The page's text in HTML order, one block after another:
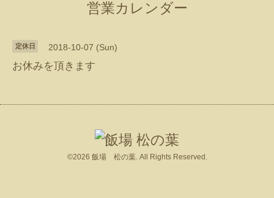
営業カレンダー
定休日 2018-10-07 (Sun)
お休みを頂きます
©2026 飯場 松の葉. All Rights Reserved.